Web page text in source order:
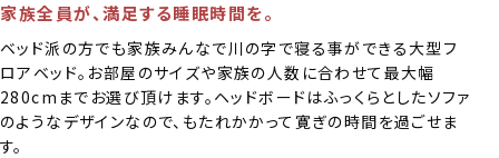
家族全員が、満足する睡眠時間を。
ベッド派の方でも家族みんなで川の字で寝る事ができる大型フ
ロアベッド。お部屋のサイズや家族の人数に合わせて最大幅
280cmまでお選び頂けます。ヘッドボードはふっくらとしたソファ
のようなデザインなので、もたれかかって寛ぎの時間を過ごせま
す。